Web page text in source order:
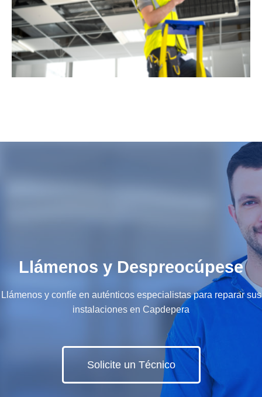
Llámenos y Despreocúpese
Llámenos y confíe en auténticos especialistas para reparar sus
instalaciones en Capdepera
Solicite un Técnico